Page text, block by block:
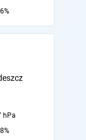
hPa